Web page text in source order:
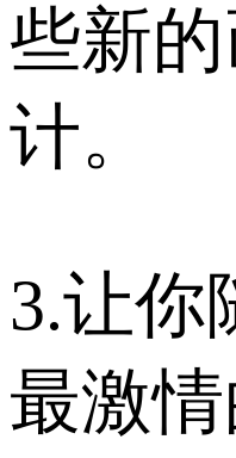
些新
计。
3.让你
最激情